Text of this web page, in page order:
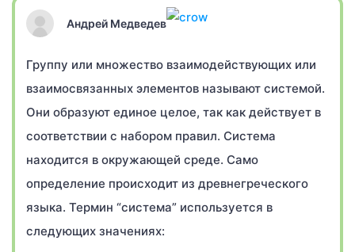
Андрей Медведев
Группу или множество взаимодействующих или
взаимосвязанных элементов называют системой.
Они образуют единое целое, так как действует в
соответствии с набором правил. Система
находится в окружающей среде. Само
определение происходит из древнегреческого
языка. Термин “система” используется в
следующих значениях: